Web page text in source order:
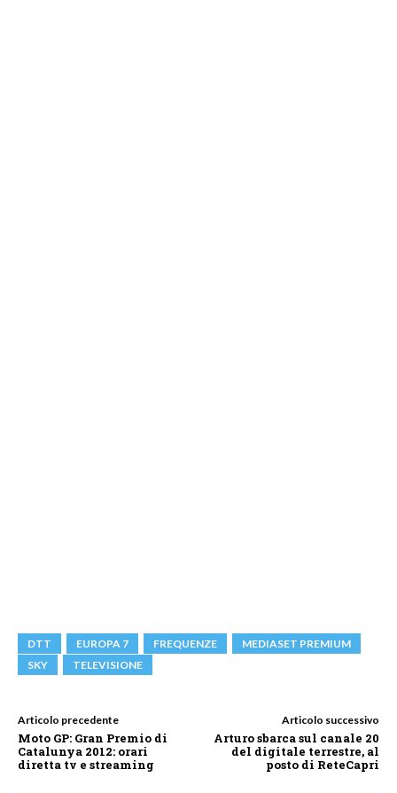
DTT EUROPA 7 FREQUENZE
MEDIASET PREMIUM
SKY
TELEVISIONE
Articolo precedente
Moto GP: Gran Premio di
Catalunya 2012: orari
diretta tv e streaming
Articolo successivo
Arturo sbarca sul canale 20
del digitale terrestre, al
posto di ReteCapri